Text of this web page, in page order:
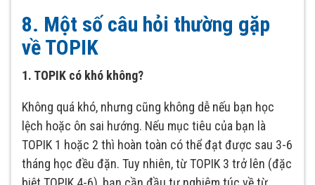
8. Một số câu hỏi thường gặp
về TOPIK
1. TOPIK có khó không?
Không quá khó, nhưng cũng không dễ nếu bạn học
lệch hoặc ôn sai hướng. Nếu mục tiêu của bạn là
TOPIK 1 hoặc 2 thì hoàn toàn có thể đạt được sau 3-6
tháng học đều đặn. Tuy nhiên, từ TOPIK 3 trở lên (đặc